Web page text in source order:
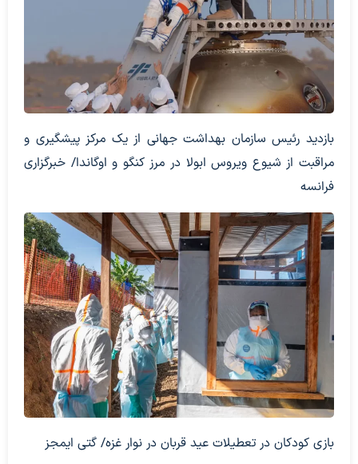
بازدید رئیس سازمان بهداشت جهانی از یک مرکز پیشگیری و
مراقبت از شیوع ویروس ابولا در مرز کنگو و اوگاندا/ خبرگزاری
فرانسه
بازی کودکان در تعطیلات عید قربان در نوار غزه/ گتی ایمجز